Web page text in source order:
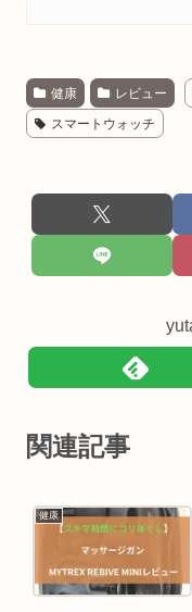
健康 レビュー
スマートウォッチ
関連記事
健康